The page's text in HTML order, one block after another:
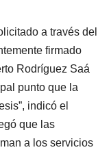
a través del
firmado
Rodríguez Saá
punto que la
indicó el
que las
a los servicios